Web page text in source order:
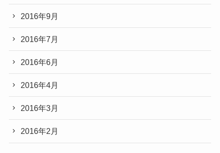
2016年9月
2016年7月
2016年6月
2016年4月
2016年3月
2016年2月